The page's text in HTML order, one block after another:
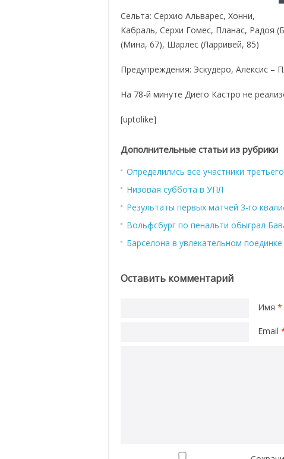
Сельта: Серхио Альварес, Хонни,
Кабраль, Серхи Гомес, Планас, Радоя
(Мина, 67), Шарлес (Ларривей, 85)
Предупреждения: Эскудеро, Алексис –
На 78-й минуте Диего Кастро не
[uptolike]
Дополнительные статьи из рубрики
Определились все участники
Низовая суббота в УПЛ
Результаты первых матчей 3-го
Вольфсбург по пенальти обыграл
Барселона в увлекательном
Оставить комментарий
Имя *
Email